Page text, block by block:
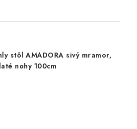
stôl AMADORA sivý mramor,
nohy 100cm